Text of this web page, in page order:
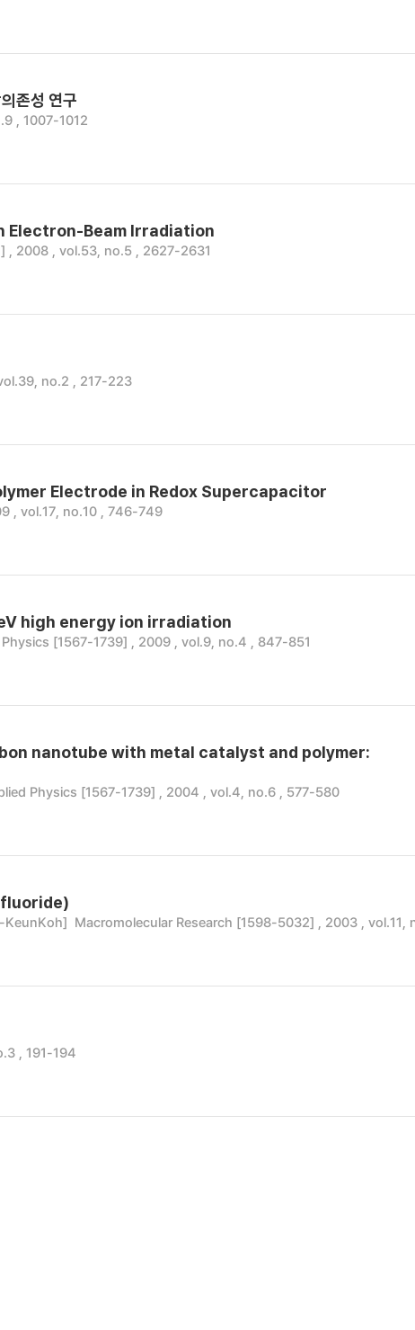
존성 연구
, 1007-1012
Electron-Beam Irradiation
2008 , vol.53, no.5 , 2627-2631
no.2 , 217-223
Electrode in Redox Supercapacitor
, vol.17, no.10 , 746-749
high energy ion irradiation
[1567-1739] , 2009 , vol.9, no.4 , 847-851
nanotube with metal catalyst and polymer:
Physics [1567-1739] , 2004 , vol.4, no.6 , 577-580
KeunKoh] Macromolecular Research [1598-5032] , 2003 , vol.11,
, 191-194